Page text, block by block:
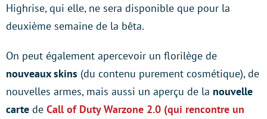
Highrise, qui elle, ne sera disponible que pour la
deuxième semaine de la bêta.
On peut également apercevoir un florilège de
nouveaux skins (du contenu purement cosmétique), de
nouvelles armes, mais aussi un aperçu de la nouvelle
carte de Call of Duty Warzone 2.0 (qui rencontre un